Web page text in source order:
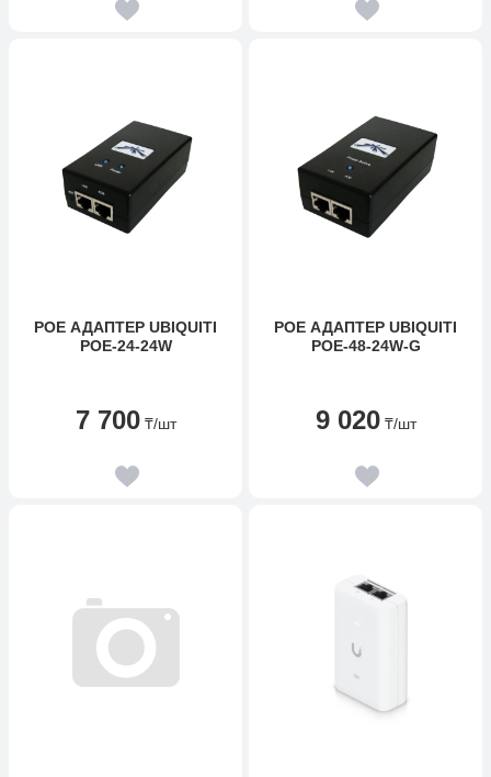
POE АДАПТЕР UBIQUITI
POE-24-24W
7 700 ₸/шт
POE АДАПТЕР UBIQUITI
POE-48-24W-G
9 020 ₸/шт